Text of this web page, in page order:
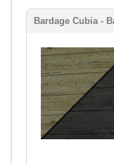
Bardage Cubia -